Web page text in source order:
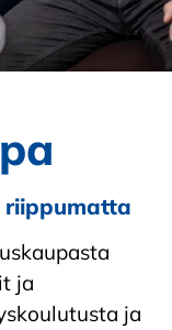
riippumatta
ja
ja